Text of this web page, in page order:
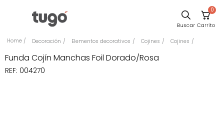
0
Decoración Elementos decorativos Cojines Cojines
Funda Cojín Manchas Foil Dorado/Rosa
REF: 004270
Escritorio
Sillas